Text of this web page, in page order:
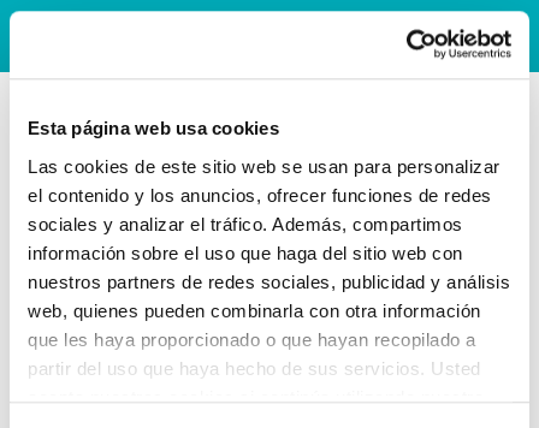
Esta página web usa cookies
Las cookies de este sitio web se usan para personalizar
el contenido y los anuncios, ofrecer funciones de redes
sociales y analizar el tráfico. Además, compartimos
información sobre el uso que haga del sitio web con
nuestros partners de redes sociales, publicidad y análisis
web, quienes pueden combinarla con otra información
que les haya proporcionado o que hayan recopilado a
partir del uso que haya hecho de sus servicios. Usted